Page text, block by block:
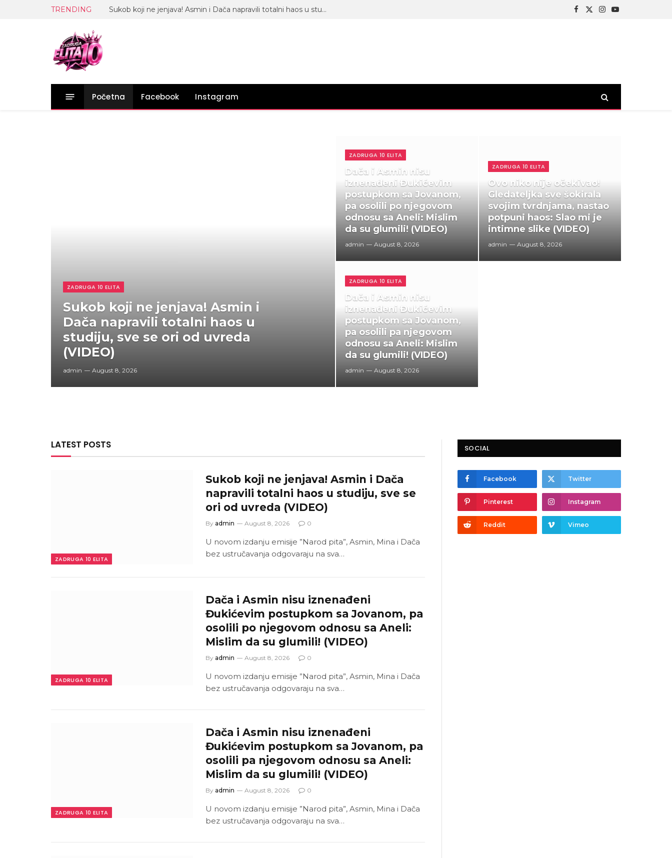
TRENDING Sukob koji ne jenjava! Asmin i Dača napravili totalni haos u studiju, sve se ori od uvreda (VIDEO) Facebook
X
Instagram
YouTube
Početna Facebook Instagram
ZADRUGA 10 ELITA
Sukob koji ne jenjava! Asmin i
Dača napravili totalni haos u
studiju, sve se ori od uvreda
(VIDEO)
admin August 8, 2026
ZADRUGA 10 ELITA
Dača i Asmin nisu
iznenađeni Đukićevim
postupkom sa Jovanom,
pa osolili po njegovom
odnosu sa Aneli: Mislim
da su glumili! (VIDEO)
admin August 8, 2026
ZADRUGA 10 ELITA
Dača i Asmin nisu
iznenađeni Đukićevim
postupkom sa Jovanom,
pa osolili pa njegovom
odnosu sa Aneli: Mislim
da su glumili! (VIDEO)
admin August 8, 2026
ZADRUGA 10 ELITA
Ovo niko nije očekivao!
Gledateljka sve šokirala
svojim tvrdnjama, nastao
potpuni haos: Slao mi je
intimne slike (VIDEO)
admin August 8, 2026
LATEST POSTS
ZADRUGA 10 ELITA
Sukob koji ne jenjava! Asmin i Dača
napravili totalni haos u studiju, sve se
ori od uvreda (VIDEO)
By admin August 8, 2026 0
U novom izdanju emisije ”Narod pita”, Asmin, Mina i Dača
bez ustručavanja odgovaraju na sva…
ZADRUGA 10 ELITA
Dača i Asmin nisu iznenađeni
Đukićevim postupkom sa Jovanom, pa
osolili po njegovom odnosu sa Aneli:
Mislim da su glumili! (VIDEO)
By admin August 8, 2026 0
U novom izdanju emisije ”Narod pita”, Asmin, Mina i Dača
bez ustručavanja odgovaraju na sva…
ZADRUGA 10 ELITA
Dača i Asmin nisu iznenađeni
Đukićevim postupkom sa Jovanom, pa
osolili pa njegovom odnosu sa Aneli:
Mislim da su glumili! (VIDEO)
By admin August 8, 2026 0
U novom izdanju emisije ”Narod pita”, Asmin, Mina i Dača
bez ustručavanja odgovaraju na sva…
SOCIAL
Facebook Twitter
Pinterest Instagram
Reddit Vimeo